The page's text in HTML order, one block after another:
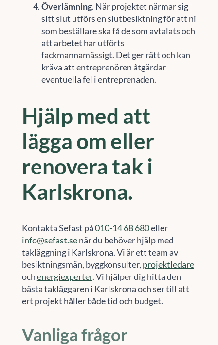
Överlämning. När projektet närmar sig
sitt slut utförs en slutbesiktning för att ni
som beställare ska få de som avtalats och
att arbetet har utförts
fackmannamässigt. Det ger rätt och kan
kräva att entreprenören åtgärdar
eventuella fel i entreprenaden.
Hjälp med att
lägga om eller
renovera tak i
Karlskrona.
Kontakta Sefast på010-14 68 680eller
info@sefast.senär du behöver hjälp med
takläggning i Karlskrona. Vi är ett team av
besiktningsmän, byggkonsulter, projektledare
ochenergiexperter. Vi hjälper dig hitta den
bästa takläggaren i Karlskrona och ser till att
ert projekt håller både tid och budget.
Vanliga frågor